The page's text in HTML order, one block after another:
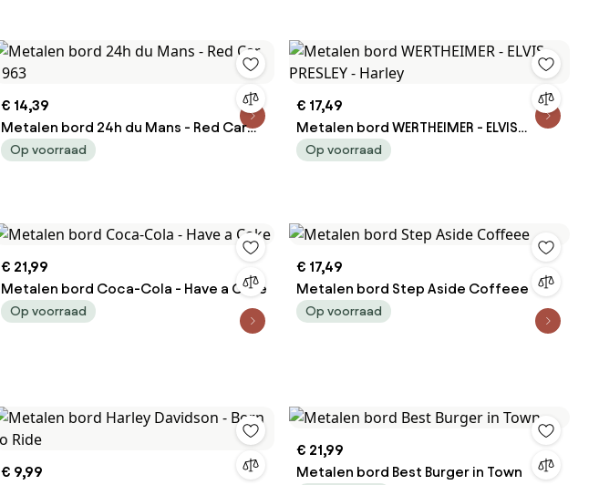
€ 14,39
Metalen bord 24h du Mans - Red Car
1963
Op voorraad
€ 17,49
Metalen bord WERTHEIMER - ELVIS
PRESLEY - Harley
Op voorraad
€ 21,99
Metalen bord Coca-Cola - Have a Coke
Op voorraad
€ 17,49
Metalen bord Step Aside Coffeee
Op voorraad
€ 9,99
€ 21,99
Metalen bord Best Burger in Town